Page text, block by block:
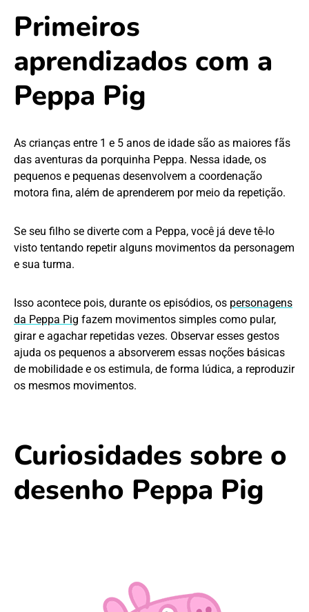
Primeiros
aprendizados com a
Peppa Pig
As crianças entre 1 e 5 anos de idade são as maiores fãs
das aventuras da porquinha Peppa. Nessa idade, os
pequenos e pequenas desenvolvem a coordenação
motora fina, além de aprenderem por meio da repetição.
Se seu filho se diverte com a Peppa, você já deve tê-lo
visto tentando repetir alguns movimentos da personagem
e sua turma.
Isso acontece pois, durante os episódios, os personagens
da Peppa Pig fazem movimentos simples como pular,
girar e agachar repetidas vezes. Observar esses gestos
ajuda os pequenos a absorverem essas noções básicas
de mobilidade e os estimula, de forma lúdica, a reproduzir
os mesmos movimentos.
Curiosidades sobre o
desenho Peppa Pig